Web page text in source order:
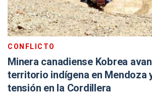
CONFLICTO
Minera canadiense Kobrea
territorio indígena en Mendoza
tensión en la Cordillera